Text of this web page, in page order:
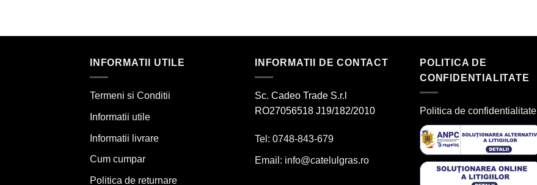
INFORMATII UTILE
Termeni si Conditii
Informatii utile
Informatii livrare
Cum cumpar
Politica de returnare
INFORMATII DE CONTACT
Sc. Cadeo Trade S.r.l
RO27056518 J19/182/2010
Tel: 0748-843-679
Email: info@catelulgras.ro
POLITICA DE
CONFIDENTIALITATE
Politica de confidentialitate